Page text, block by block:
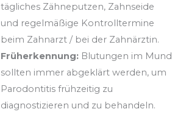
tägliches Zähneputzen, Zahnseide
und regelmäßige Kontrolltermine
beim Zahnarzt / bei der Zahnärztin.
Früherkennung:Blutungen im Mund
sollten immer abgeklärt werden, um
Parodontitis frühzeitig zu
diagnostizieren und zu behandeln.